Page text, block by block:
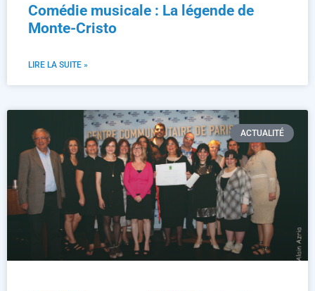
Comédie musicale : La légende de
Monte-Cristo
LIRE LA SUITE »
ACTUALITÉ